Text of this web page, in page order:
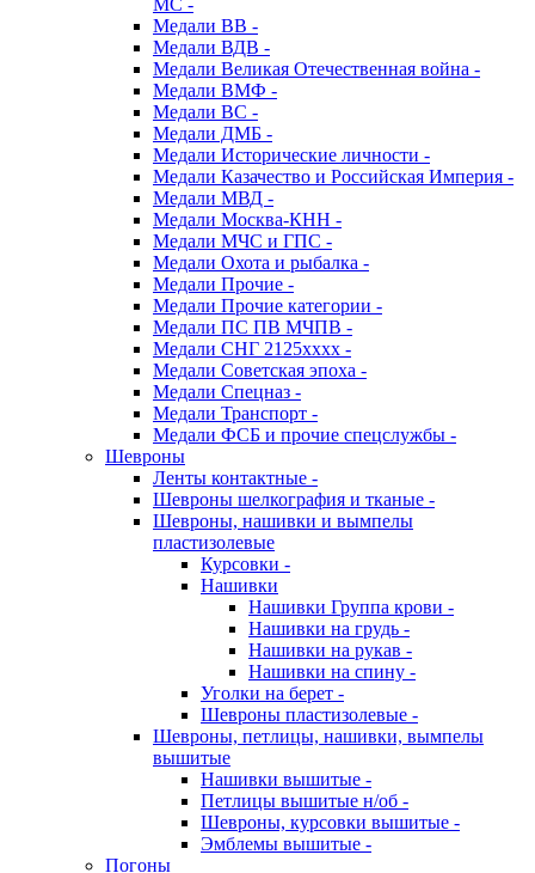
МС -
Медали ВВ -
Медали ВДВ -
Медали Великая Отечественная война -
Медали ВМФ -
Медали ВС -
Медали ДМБ -
Медали Исторические личности -
Медали Казачество и Российская Империя -
Медали МВД -
Медали Москва-КНН -
Медали МЧС и ГПС -
Медали Охота и рыбалка -
Медали Прочие -
Медали Прочие категории -
Медали ПС ПВ МЧПВ -
Медали СНГ 2125хххх -
Медали Советская эпоха -
Медали Спецназ -
Медали Транспорт -
Медали ФСБ и прочие спецслужбы -
Шевроны
Ленты контактные -
Шевроны шелкография и тканые -
Шевроны, нашивки и вымпелы
пластизолевые
Курсовки -
Нашивки
Нашивки Группа крови -
Нашивки на грудь -
Нашивки на рукав -
Нашивки на спину -
Уголки на берет -
Шевроны пластизолевые -
Шевроны, петлицы, нашивки, вымпелы
вышитые
Нашивки вышитые -
Петлицы вышитые н/об -
Шевроны, курсовки вышитые -
Эмблемы вышитые -
Погоны